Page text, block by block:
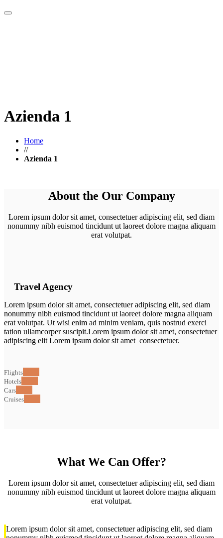
Azienda 1
Home
//
Azienda 1
About the Our Company
Lorem ipsum dolor sit amet, consectetuer adipiscing elit, sed diam
nonummy nibh euismod tincidunt ut laoreet dolore magna aliquam
erat volutpat.
Travel Agency
Lorem ipsum dolor sit amet, consectetuer adipiscing elit, sed diam
nonummy nibh euismod tincidunt ut laoreet dolore magna aliquam
erat volutpat. Ut wisi enim ad minim veniam, quis nostrud exerci
tation ullamcorper suscipit.Lorem ipsum dolor sit amet, consectetuer
adipiscing elit Lorem ipsum dolor sit amet consectetuer.
Flights
Hotels
Cars
Cruises
What We Can Offer?
Lorem ipsum dolor sit amet, consectetuer adipiscing elit, sed diam
nonummy nibh euismod tincidunt ut laoreet dolore magna aliquam
erat volutpat.
Lorem ipsum dolor sit amet, consectetuer adipiscing elit, sed diam